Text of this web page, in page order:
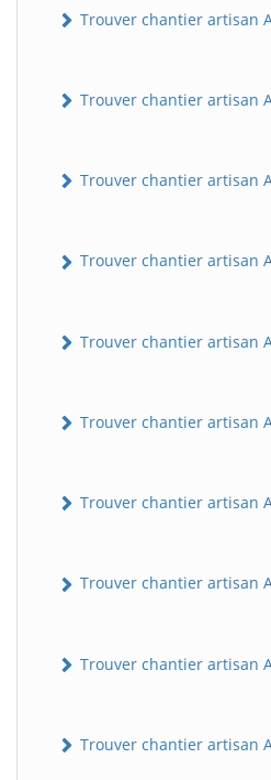
Trouver chantier artisan
Trouver chantier artisan
Trouver chantier artisan
Trouver chantier artisan
Trouver chantier artisan
Trouver chantier artisan
Trouver chantier artisan
Trouver chantier artisan
Trouver chantier artisan
Trouver chantier artisan